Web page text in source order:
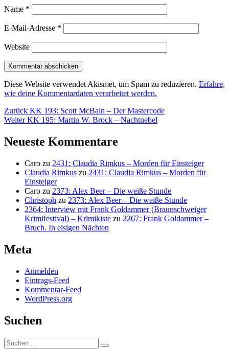
Name *
E-Mail-Adresse *
Website
Diese Website verwendet Akismet, um Spam zu reduzieren. Erfahre,
wie deine Kommentardaten verarbeitet werden.
Beitragsnavigation
Zurück Vorheriger
Beitrag:
KK 193: Scott McBain – Der Mastercode
Weiter Nächster
KK 195: Martin W. Brock – Nachtnebel
Neueste Kommentare
Caro zu 2431: Claudia Rimkus – Morden für Einsteiger
Claudia Rimkus zu 2431: Claudia Rimkus – Morden für
Einsteiger
Caro zu 2373: Alex Beer – Die weiße Stunde
Christoph zu 2373: Alex Beer – Die weiße Stunde
2364: Interview mit Frank Goldammer (Braunschweiger
Krimifestival) – Krimikiste zu 2267: Frank Goldammer –
Bruch. In eisigen Nächten
Meta
Anmelden
Eintrags-Feed
Kommentar-Feed
WordPress.org
Suchen
Suchen